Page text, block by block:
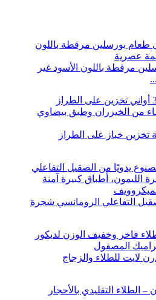
مرقطة باللون الأسود غير
3 أوعية تخزين خباز على الطراز
التفاعلي الرومانسي شجرة
لايت للطلاء والزجاج